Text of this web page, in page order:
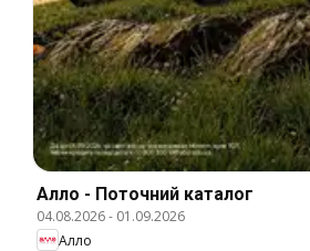
Алло - Поточний каталог
04.08.2026- 01.09.2026
Алло